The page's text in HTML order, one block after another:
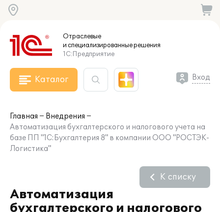
Отраслевые
и специализированныерешения
1С:Предприятие
Каталог Вход
Главная
Внедрения
Автоматизация бухгалтерского и налогового учета на
базе ПП "1С:Бухгалтерия 8" в компании ООО "РОСТЭК-
Логистика"
Автоматизация
бухгалтерского и налогового
К списку